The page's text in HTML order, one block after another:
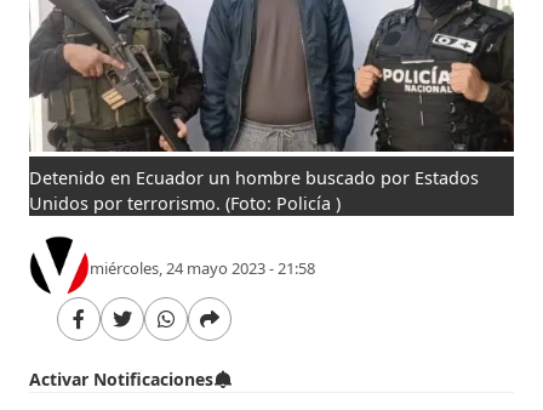
Detenido en Ecuador un hombre buscado por Estados
Unidos por terrorismo. (Foto: Policía )
miércoles, 24 mayo 2023 - 21:58
Activar Notificaciones